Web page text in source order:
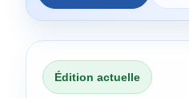
Édition actuelle